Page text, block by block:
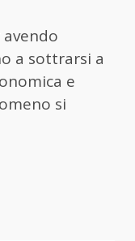
a sottrarsi a
e
si